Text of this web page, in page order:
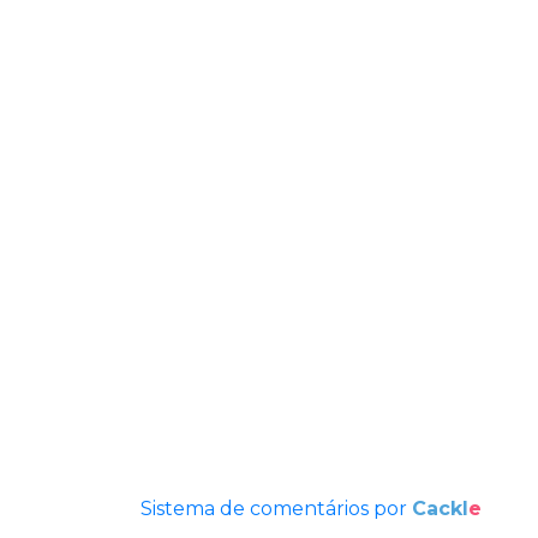
Sistema de comentários por Cackl e